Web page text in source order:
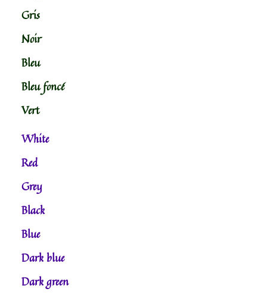
Gris
Noir
Bleu
Bleu foncé
Vert
White
Red
Grey
Black
Blue
Dark blue
Dark green